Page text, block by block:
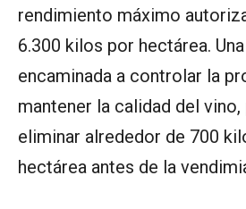
rendimiento máximo
6.300 kilos por hectárea.
encaminada a controlar la
mantener la calidad del
eliminar alrededor de 700
hectárea antes de la